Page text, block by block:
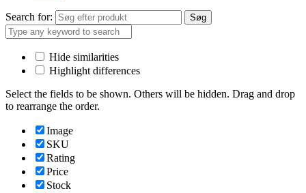
Search for: Søg
Hide similarities
Highlight differences
Select the fields to be shown. Others will be hidden. Drag and drop
to rearrange the order.
Image
SKU
Rating
Price
Stock